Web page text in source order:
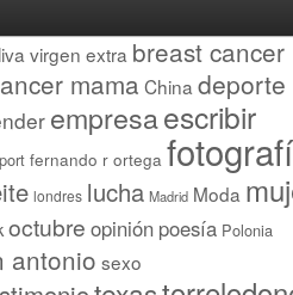
virgen extra breast cancer
mama China deporte
empresaescribir
fernando r ortega
londres lucha Madrid Moda
octubre opinión poesía Polonia
antonio sexo